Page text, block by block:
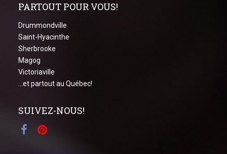
PARTOUT POUR VOUS!
Drummondville
Saint-Hyacinthe
Sherbrooke
Magog
Victoriaville
...et partout au Québec!
SUIVEZ-NOUS!